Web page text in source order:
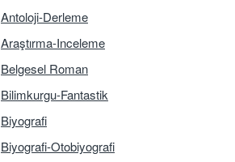
Antoloji-Derleme
Araştırma-Inceleme
Belgesel Roman
Bilimkurgu-Fantastik
Biyografi
Biyografi-Otobiyografi